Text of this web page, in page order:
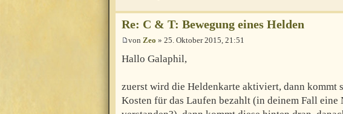
Re: C & T: Bewegung eines Helden
von Zeo » 25. Oktober 2015, 21:51
Hallo Galaphil,
zuerst wird die Heldenkarte aktiviert, dann kommt
Kosten für das Laufen bezahlt (in deinem Fall eine